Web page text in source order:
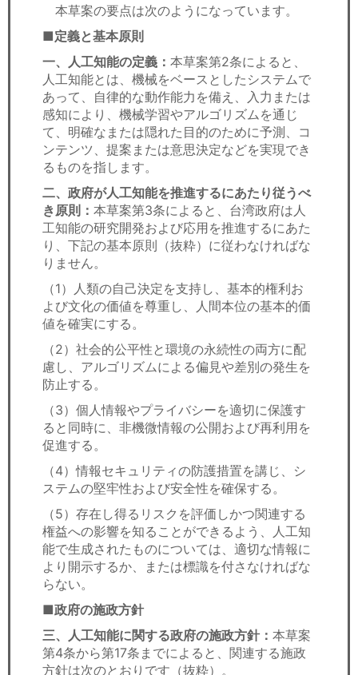
本草案の要点は次のようになっています。
■定義と基本原則
一、人工知能の定義： 本草案第2条によると、
人工知能とは、機械をベースとしたシステムで
あって、自律的な動作能力を備え、入力または
感知により、機械学習やアルゴリズムを通じ
て、明確なまたは隠れた目的のために予測、コ
ンテンツ、提案または意思決定などを実現でき
るものを指します。
二、政府が人工知能を推進するにあたり従うべ
き原則： 本草案第3条によると、台湾政府は人
工知能の研究開発および応用を推進するにあた
り、下記の基本原則（抜粋）に従わなければな
りません。
（1）人類の自己決定を支持し、基本的権利お
よび文化の価値を尊重し、人間本位の基本的価
値を確実にする。
（2）社会的公平性と環境の永続性の両方に配
慮し、アルゴリズムによる偏見や差別の発生を
防止する。
（3）個人情報やプライバシーを適切に保護す
ると同時に、非機微情報の公開および再利用を
促進する。
（4）情報セキュリティの防護措置を講じ、シ
ステムの堅牢性および安全性を確保する。
（5）存在し得るリスクを評価しかつ関連する
権益への影響を知ることができるよう、人工知
能で生成されたものについては、適切な情報に
より開示するか、または標識を付さなければな
らない。
■政府の施政方針
三、人工知能に関する政府の施政方針： 本草案
第4条から第17条までによると、関連する施政
方針は次のとおりです（抜粋）。